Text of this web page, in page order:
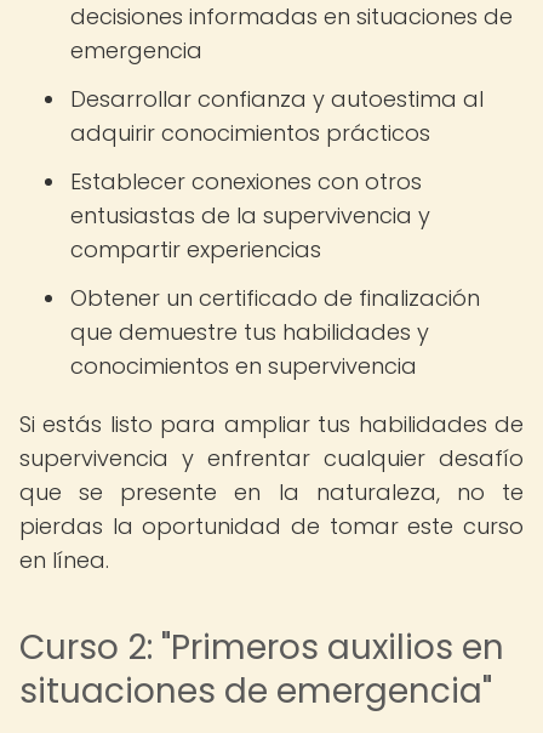
decisiones informadas en situaciones de
emergencia
Desarrollar confianza y autoestima al
adquirir conocimientos prácticos
Establecer conexiones con otros
entusiastas de la supervivencia y
compartir experiencias
Obtener un certificado de finalización
que demuestre tus habilidades y
conocimientos en supervivencia
Si estás listo para ampliar tus habilidades de
supervivencia y enfrentar cualquier desafío
que se presente en la naturaleza, no te
pierdas la oportunidad de tomar este curso
en línea.
Curso 2: "Primeros auxilios en
situaciones de emergencia"